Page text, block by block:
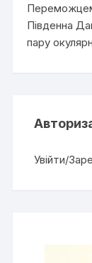
Південна
пару
Увійти/